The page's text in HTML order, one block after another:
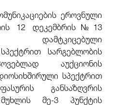
ეროვნული
12 დეკემბრის№13
დამტკიცებული
სარგებლობის
აუქციონის
სპექტრით
განსაზღვრის
მე-3 პუნქტის